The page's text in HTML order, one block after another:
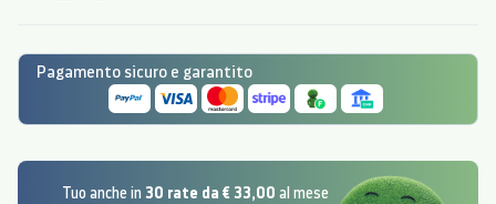
Pagamento sicuro e garantito
Tuo anche in 30 rate da € 33,00 al mese